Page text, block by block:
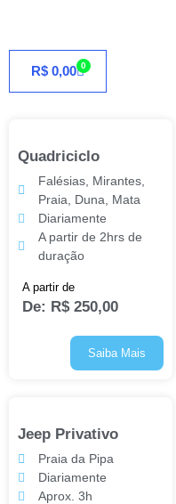
R$ 0,00 0
Quadriciclo
Falésias, Mirantes,
Praia, Duna, Mata
Diariamente
A partir de 2hrs de
duração
A partir de
De: R$250,00
Saiba Mais
Jeep Privativo
Praia da Pipa
Diariamente
Aprox. 3h